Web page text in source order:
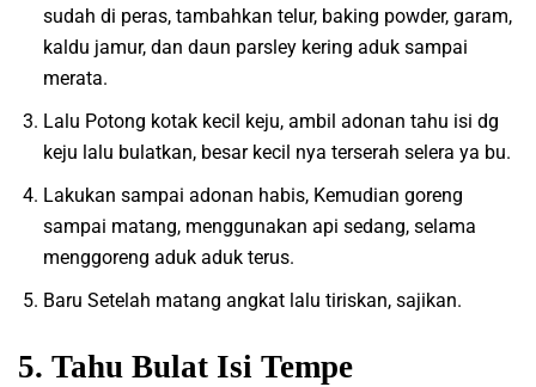
sudah di peras, tambahkan telur, baking powder, garam,
kaldu jamur, dan daun parsley kering aduk sampai
merata.
Lalu Potong kotak kecil keju, ambil adonan tahu isi dg
keju lalu bulatkan, besar kecil nya terserah selera ya bu.
Lakukan sampai adonan habis, Kemudian goreng
sampai matang, menggunakan api sedang, selama
menggoreng aduk aduk terus.
Baru Setelah matang angkat lalu tiriskan, sajikan.
5. Tahu Bulat Isi Tempe